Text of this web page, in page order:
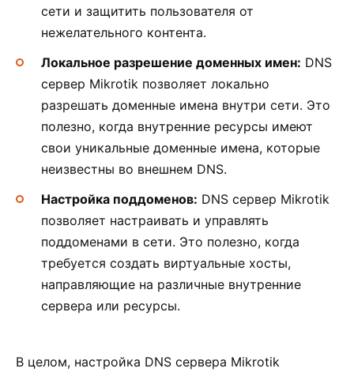
сети и защитить пользователя от
нежелательного контента.
Локальное разрешение доменных имен: DNS
сервер Mikrotik позволяет локально
разрешать доменные имена внутри сети. Это
полезно, когда внутренние ресурсы имеют
свои уникальные доменные имена, которые
неизвестны во внешнем DNS.
Настройка поддоменов: DNS сервер Mikrotik
позволяет настраивать и управлять
поддоменами в сети. Это полезно, когда
требуется создать виртуальные хосты,
направляющие на различные внутренние
сервера или ресурсы.
В целом, настройка DNS сервера Mikrotik